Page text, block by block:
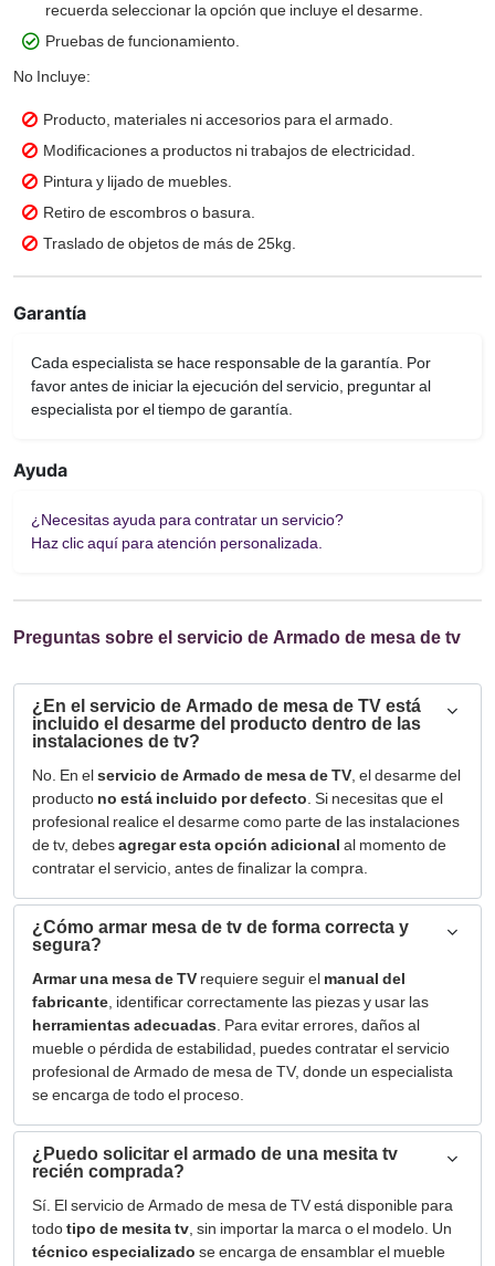
recuerda seleccionar la opción que incluye el desarme.
Pruebas de funcionamiento.
No Incluye:
Producto, materiales ni accesorios para el armado.
Modificaciones a productos ni trabajos de electricidad.
Pintura y lijado de muebles.
Retiro de escombros o basura.
Traslado de objetos de más de 25kg.
Garantía
Cada especialista se hace responsable de la garantía. Por
favor antes de iniciar la ejecución del servicio, preguntar al
especialista por el tiempo de garantía.
Ayuda
¿Necesitas ayuda para contratar un servicio?
Haz clic aquí para atención personalizada.
Preguntas sobre el servicio de Armado de mesa de tv
¿En el servicio de Armado de mesa de TV está
incluido el desarme del producto dentro de las
instalaciones de tv?
No. En elservicio de Armado de mesa de TV , el desarme del
producto no está incluido por defecto . Si necesitas que el
profesional realice el desarme como parte de las instalaciones
de tv, debesagregar esta opción adicional al momento de
contratar el servicio, antes de finalizar la compra.
¿Cómo armar mesa de tv de forma correcta y
segura?
Armar una mesa de TV requiere seguir el manual del
fabricante , identificar correctamente las piezas y usar las
herramientas adecuadas . Para evitar errores, daños al
mueble o pérdida de estabilidad, puedes contratar el servicio
profesional de Armado de mesa de TV, donde un especialista
se encarga de todo el proceso.
¿Puedo solicitar el armado de una mesita tv
recién comprada?
Sí. El servicio de Armado de mesa de TV está disponible para
todotipo de mesita tv , sin importar la marca o el modelo. Un
técnico especializado se encarga de ensamblar el mueble